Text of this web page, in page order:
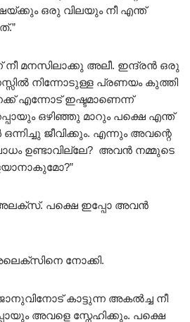
ഒരു വിലയും നീ എന്ത്
മനസിലാക്കു അലീ. ഇന്ദ്രൻ ഒരു
നിന്നോടുള്ള പ്രണയം കുത്തി
എന്നോട് ഇഷ്ടമാണെന്ന്
ഒഴിഞ്ഞു മാറും പക്ഷെ എന്ത്
ജീവിക്കും. എന്നും അവന്റെ
ഉണ്ടാവില്ലേ? അവൻ നമ്മുടെ
അലക്സ്. പക്ഷെ ഇപ്പോ അവൻ
നോക്കി.
കാട്ടുന്ന അകൽച്ച നീ
അവളെ സ്നേഹിക്കും. പക്ഷെ